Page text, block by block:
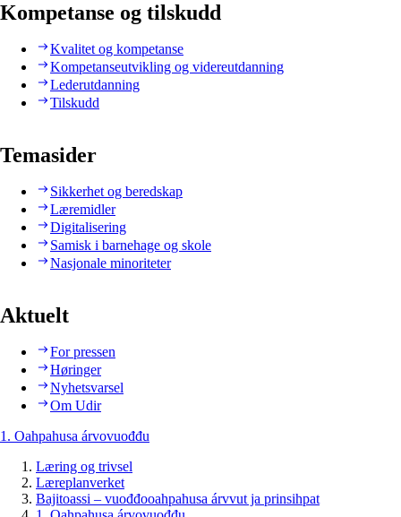
Kompetanse og tilskudd
Kvalitet og kompetanse
Kompetanseutvikling og videreutdanning
Lederutdanning
Tilskudd
Temasider
Sikkerhet og beredskap
Læremidler
Digitalisering
Samisk i barnehage og skole
Nasjonale minoriteter
Aktuelt
For pressen
Høringer
Nyhetsvarsel
Om Udir
1. Oahpahusa árvovuođđu
Læring og trivsel
Læreplanverket
Bajitoassi – vuođđooahpahusa árvvut ja prinsihpat